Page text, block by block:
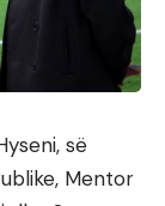
së
Mentor